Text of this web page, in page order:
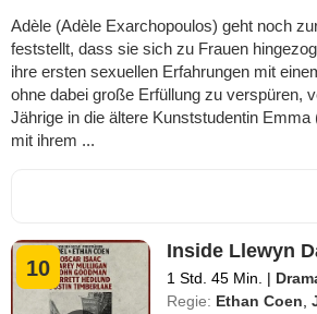
Adèle (Adèle Exarchopoulos) geht noch
feststellt, dass sie sich zu Frauen
ihre ersten sexuellen Erfahrungen mit
ohne dabei große Erfüllung zu verspüren,
Jährige in die ältere Kunststudentin
mit ihrem ...
10
Inside Llewyn
1 Std. 45 Min. |
Regie: Ethan Coen,